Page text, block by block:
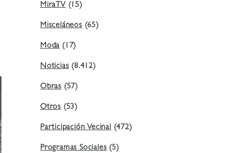
MiraTV(15)
Misceláneos(65)
Moda(17)
Noticias(8.412)
Obras (57)
Otros (53)
Participación Vecinal(472)
Programas Sociales(5)